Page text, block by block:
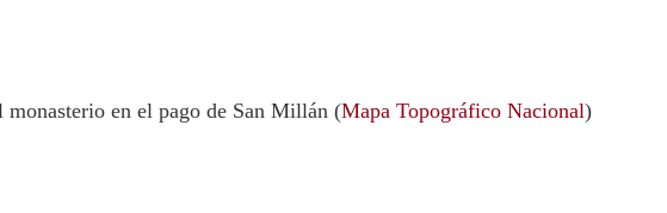
en el pago de San Millán (Mapa Topográfico Nacional)